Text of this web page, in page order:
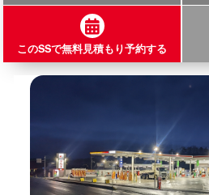
このSSで無料見積もり予約する